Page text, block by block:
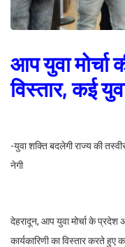
आप युवा मोर्चा
विस्तार, कई
-युवा शक्ति बदलेगी राज्य की
नेगी
देहरादून, आप युवा मोर्चा के प्रदेश
कार्यकारिणी का विस्तार करते हुए